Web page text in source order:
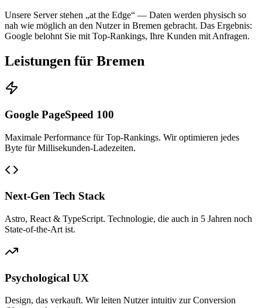
Unsere Server stehen „at the Edge“ — Daten werden physisch so
nah wie möglich an den Nutzer in Bremen gebracht. Das Ergebnis:
Google belohnt Sie mit Top-Rankings, Ihre Kunden mit Anfragen.
Leistungen für Bremen
Google PageSpeed 100
Maximale Performance für Top-Rankings. Wir optimieren jedes
Byte für Millisekunden-Ladezeiten.
Next-Gen Tech Stack
Astro, React & TypeScript. Technologie, die auch in 5 Jahren noch
State-of-the-Art ist.
Psychological UX
Design, das verkauft. Wir leiten Nutzer intuitiv zur Conversion